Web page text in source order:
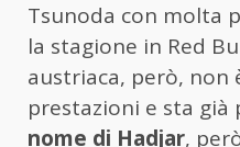
Tsunoda con molta
la stagione in Red
austriaca, però, non
prestazioni e sta già
nome di Hadjar,